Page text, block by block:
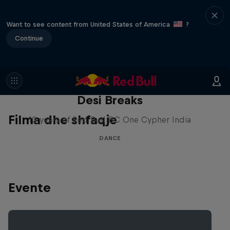
Want to see content from United States of America
?
Continue
Filma dhe shfaqje
Desi Breaks
10 years of Red Bull BC One Cypher India
DANCE
Evente